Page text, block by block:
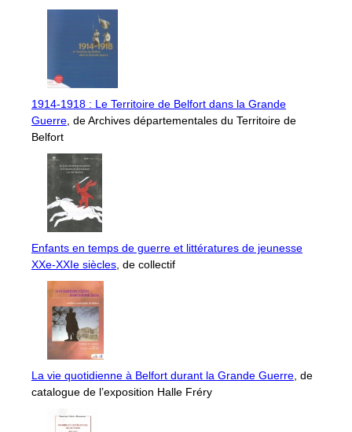
1914-1918 : Le Territoire de Belfort dans la Grande
Guerre , de Archives départementales du Territoire de
Belfort
Enfants en temps de guerre et littératures de jeunesse
XXe-XXIe siècles , de collectif
La vie quotidienne à Belfort durant la Grande Guerre , de
catalogue de l’exposition Halle Fréry